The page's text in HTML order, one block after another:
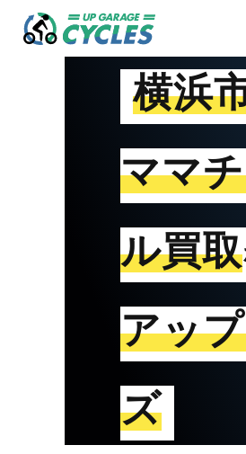
横浜
ママ
ル買取
アッ
ズ